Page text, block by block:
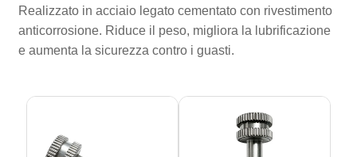
Realizzato in acciaio legato cementato con rivestimento
anticorrosione. Riduce il peso, migliora la lubrificazione
e aumenta la sicurezza contro i guasti.